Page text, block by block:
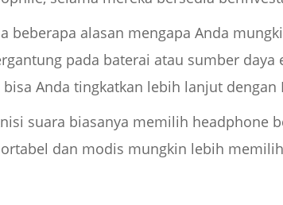
beberapa alasan mengapa Anda
pada baterai atau sumber daya
Anda tingkatkan lebih lanjut
suara biasanya memilih headphone
dan modis mungkin lebih